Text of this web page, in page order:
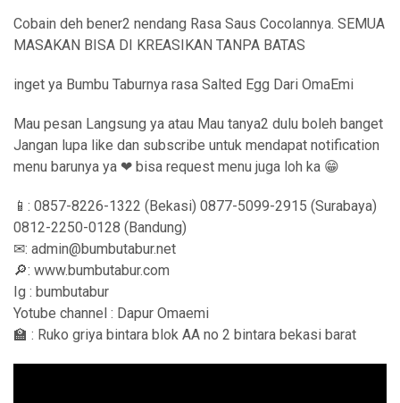
Cobain deh bener2 nendang Rasa Saus Cocolannya. SEMUA
MASAKAN BISA DI KREASIKAN TANPA BATAS
inget ya Bumbu Taburnya rasa Salted Egg Dari OmaEmi
Mau pesan Langsung ya atau Mau tanya2 dulu boleh banget
Jangan lupa like dan subscribe untuk mendapat notification
menu barunya ya ❤ bisa request menu juga loh ka 😁
📱: 0857-8226-1322 (Bekasi) 0877-5099-2915 (Surabaya)
0812-2250-0128 (Bandung)
✉: admin@bumbutabur.net
🔎: www.bumbutabur.com
Ig : bumbutabur
Yotube channel : Dapur Omaemi
🏫 : Ruko griya bintara blok AA no 2 bintara bekasi barat